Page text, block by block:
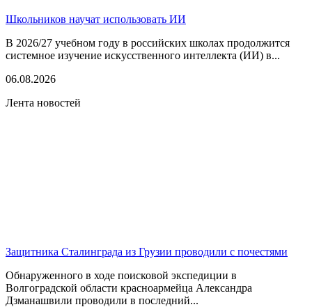
Школьников научат использовать ИИ
В 2026/27 учебном году в российских школах продолжится
системное изучение искусственного интеллекта (ИИ) в...
06.08.2026
Лента новостей
Защитника Сталинграда из Грузии проводили с почестями
Обнаруженного в ходе поисковой экспедиции в
Волгоградской области красноармейца Александра
Дзманашвили проводили в последний...